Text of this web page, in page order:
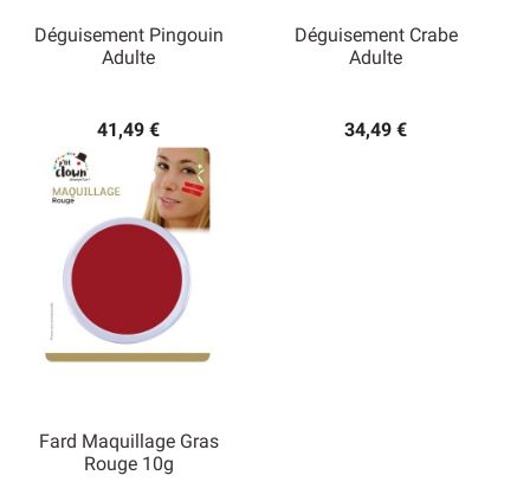
Déguisement Pingouin
Adulte
41,49 €
Déguisement Crabe
Adulte
34,49 €
Fard Maquillage Gras
Rouge 10g